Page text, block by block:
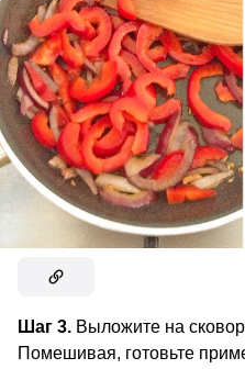
Шаг 3. Выложите на
Помешивая, готовьте